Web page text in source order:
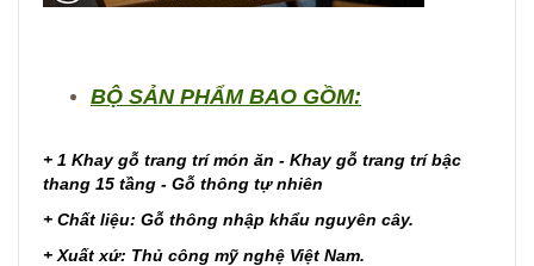
BỘ SẢN PHẨM BAO GỒM:
+ 1 Khay gỗ trang trí món ăn - Khay gỗ trang trí bậc
thang 15 tầng - Gỗ thông tự nhiên
+ Chất liệu: Gỗ thông nhập khẩu nguyên cây.
+ Xuất xứ: Thủ công mỹ nghệ Việt Nam.